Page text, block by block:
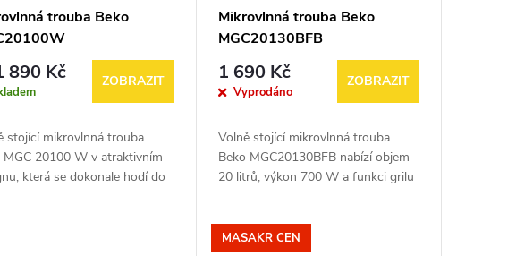
trouba Beko
890 Kč ZOBRAZIT
stojící mikrovlnná trouba
MGC 20100 W v atraktivním
která se dokonale hodí do
Mikrovlnná trouba Beko
MGC20130BFB
1 690 Kč
Vyprodáno
ZOBRAZIT
Volně stojící mikrovlnná trouba
Beko MGC20130BFB nabízí objem
20 litrů, výkon 700 W a funkci grilu
digitálnímu...
MASAKR CEN